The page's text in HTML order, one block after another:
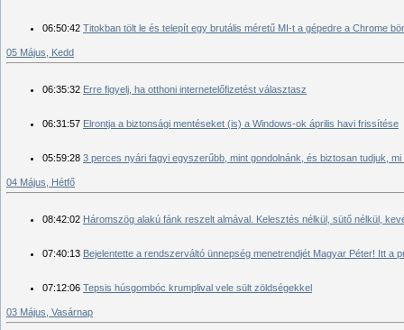
06:50:42 Titokban tölt le és telepít egy brutális méretű MI-t a gépedre a Chrome
05 Május, Kedd
06:35:32 Erre figyelj, ha otthoni internetelőfizetést választasz
06:31:57 Elrontja a biztonsági mentéseket (is) a Windows-ok április havi frissítése
05:59:28 3 perces nyári fagyi egyszerűbb, mint gondolnánk, és biztosan tudjuk, mi
04 Május, Hétfő
08:42:02 Háromszög alakú fánk reszelt almával. Kelesztés nélkül, sütő nélkül,
07:40:13 Bejelentette a rendszerváltó ünnepség menetrendjét Magyar Péter! Itt a
07:12:06 Tepsis húsgombóc krumplival vele sült zöldségekkel
03 Május, Vasárnap